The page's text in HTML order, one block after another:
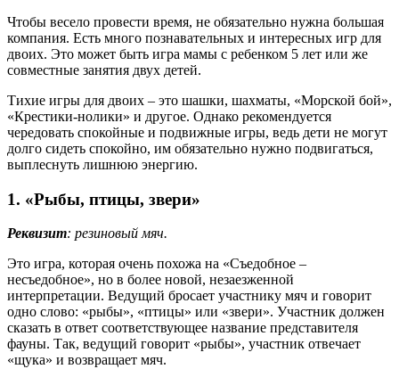
Чтобы весело провести время, не обязательно нужна большая
компания. Есть много познавательных и интересных игр для
двоих. Это может быть игра мамы с ребенком 5 лет или же
совместные занятия двух детей.
Тихие игры для двоих – это шашки, шахматы, «Морской бой»,
«Крестики-нолики» и другое. Однако рекомендуется
чередовать спокойные и подвижные игры, ведь дети не могут
долго сидеть спокойно, им обязательно нужно подвигаться,
выплеснуть лишнюю энергию.
1. «Рыбы, птицы, звери»
Реквизит: резиновый мяч.
Это игра, которая очень похожа на «Съедобное –
несъедобное», но в более новой, незаезженной
интерпретации. Ведущий бросает участнику мяч и говорит
одно слово: «рыбы», «птицы» или «звери». Участник должен
сказать в ответ соответствующее название представителя
фауны. Так, ведущий говорит «рыбы», участник отвечает
«щука» и возвращает мяч.